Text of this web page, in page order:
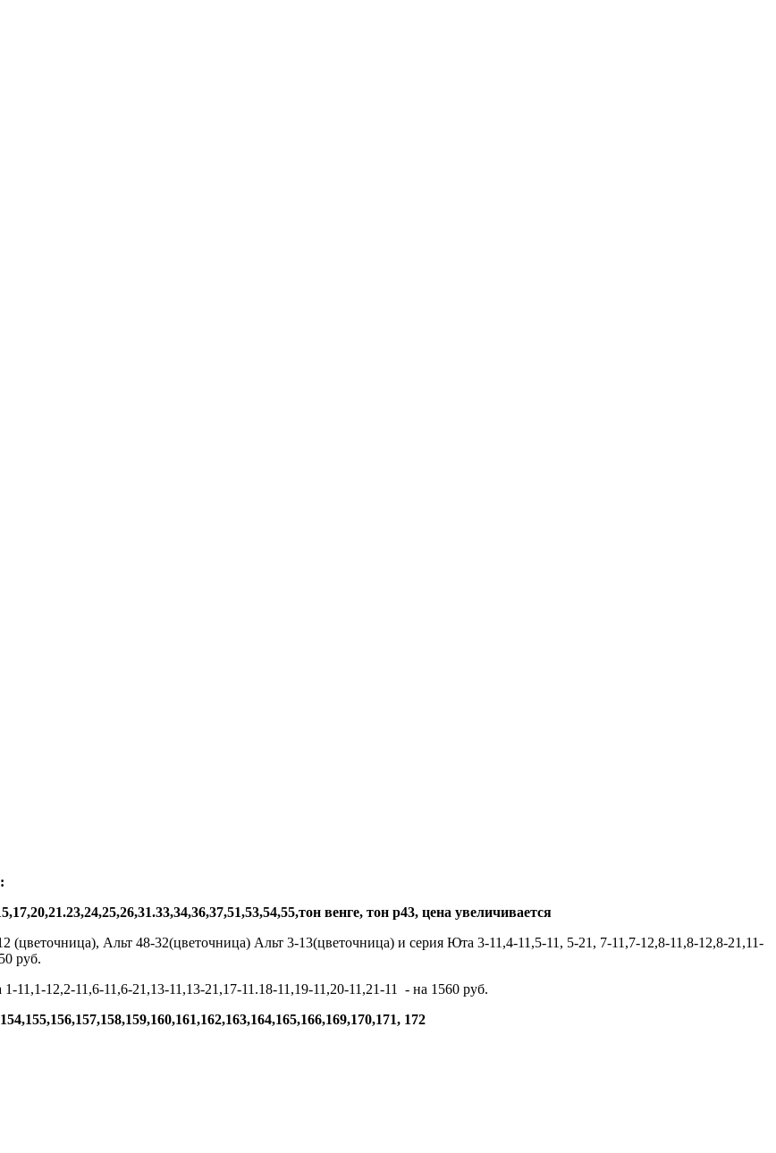
венге, тон р43, цена увеличивается
(цветочница), Альт 48-32(цветочница) Альт 3-13(цветочница) и серия Юта 3-11,4-11,5-11, 5-21, 7-11,7-12,8-11,8-12,8-21,11-
руб.
12,2-11,6-11,6-21,13-11,13-21,17-11.18-11,19-11,20-11,21-11 - на 1560 руб.
172